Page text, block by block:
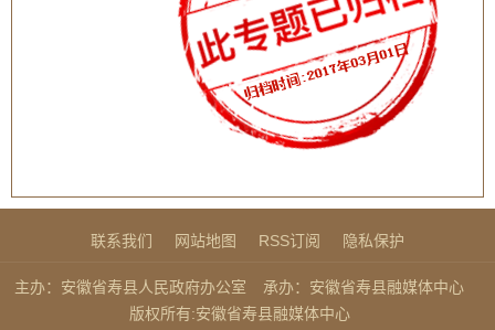
联系我们 网站地图 RSS订阅 隐私保护
主办：安徽省寿县人民政府办公室
承办：安徽省寿县融媒体中心
版权所有:安徽省寿县融媒体中心